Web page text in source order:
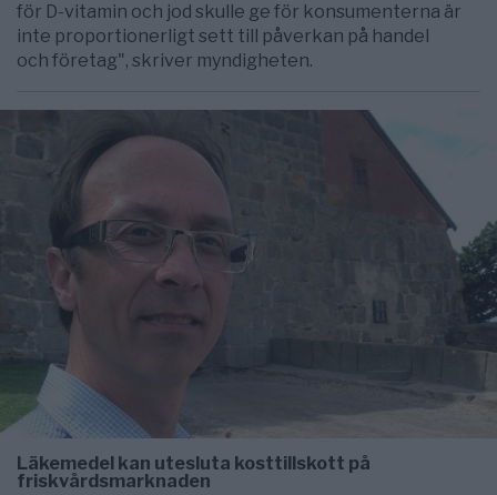
för D-vitamin och jod skulle ge för konsumenterna är
inte proportionerligt sett till påverkan på handel
och företag", skriver myndigheten.
Läkemedel kan utesluta kosttillskott på
friskvårdsmarknaden